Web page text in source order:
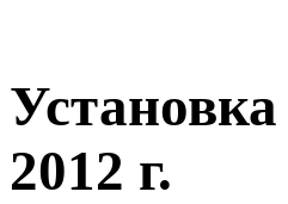
2012 г.